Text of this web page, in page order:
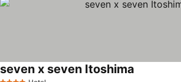
seven x seven Itoshima